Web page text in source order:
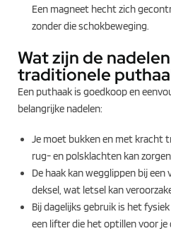
Een magneet hecht zich
zonder die schokbeweging.
Wat zijn de
traditionele
Een puthaak is goedkoop en
belangrijke nadelen:
Je moet bukken en met kracht
rug- en polsklachten kan
De haak kan wegglippen bij
deksel, wat letsel kan
Bij dagelijks gebruik is het
een lifter die het optillen voor je